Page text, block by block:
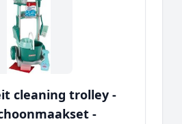
cleaning trolley -
-